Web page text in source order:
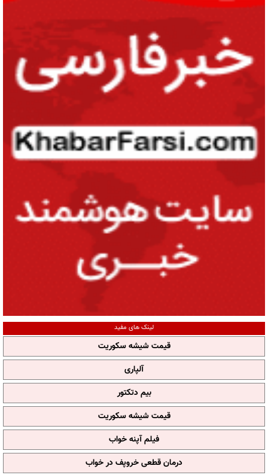
لینک های مفید
قیمت شیشه سکوریت
آلپاری
بیم دتکتور
قیمت شیشه سکوریت
فیلم آپنه خواب
درمان قطعی خروپف در خواب